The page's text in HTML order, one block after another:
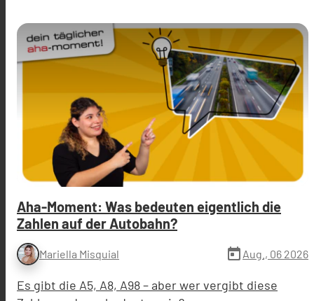
Aha-Moment: Was bedeuten eigentlich die
Zahlen auf der Autobahn?
Mariella Misquial today Aug., 06 2026
Es gibt die A5, A8, A98 – aber wer vergibt diese